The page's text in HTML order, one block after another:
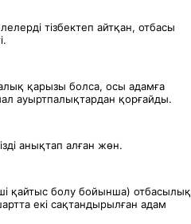
тізбектеп айтқан, отбасы
қарызы болса, осы адамға
ауыртпалықтардан қорғайды.
анықтап алған жөн.
қайтыс болу бойынша) отбасылық
екі сақтандырылған адам